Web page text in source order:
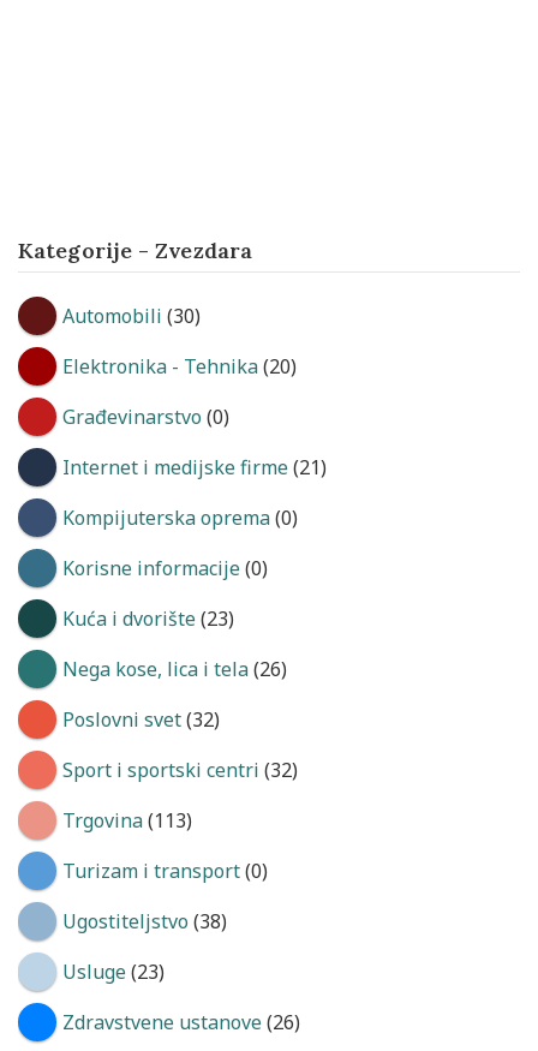
Kategorije - Zvezdara
Automobili (30)
Elektronika - Tehnika(20)
Građevinarstvo (0)
Internet i medijske firme(21)
Kompijuterska oprema(0)
Korisne informacije(0)
Kuća i dvorište(23)
Nega kose, lica i tela(26)
Poslovni svet(32)
Sport i sportski centri (32)
Trgovina(113)
Turizam i transport(0)
Ugostiteljstvo (38)
Usluge(23)
Zdravstvene ustanove(26)